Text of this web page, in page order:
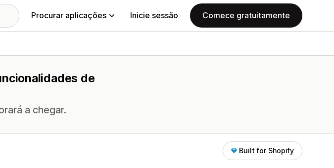
Procurar aplicações Inicie sessão Comece gratuitamente
de
a chegar.
Built for Shopify